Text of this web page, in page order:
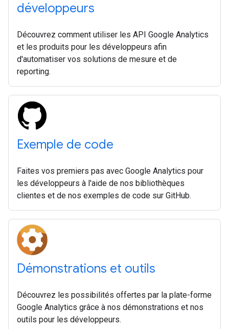
développeurs
Découvrez comment utiliser les API Google Analytics
et les produits pour les développeurs afin
d'automatiser vos solutions de mesure et de
reporting.
Exemple de code
Faites vos premiers pas avec Google Analytics pour
les développeurs à l'aide de nos bibliothèques
clientes et de nos exemples de code sur GitHub.
Démonstrations et outils
Découvrez les possibilités offertes par la plate-forme
Google Analytics grâce à nos démonstrations et nos
outils pour les développeurs.